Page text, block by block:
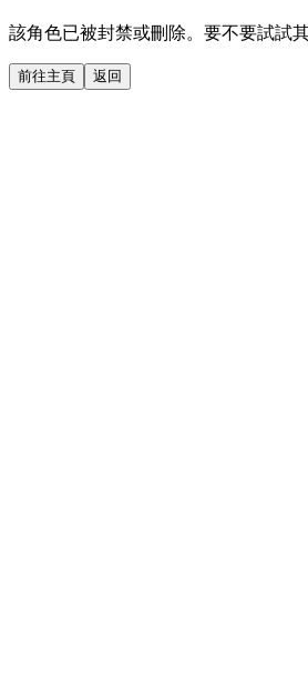
該角色已被封禁或刪除。要不要試試
前往主頁 返回